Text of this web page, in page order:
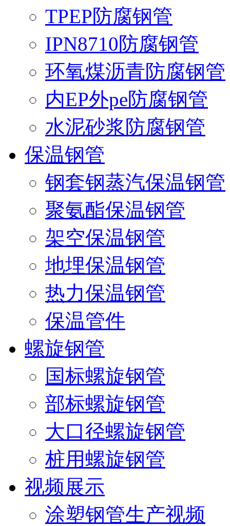
TPEP防腐钢管
IPN8710防腐钢管
环氧煤沥青防腐钢管
内EP外pe防腐钢管
水泥砂浆防腐钢管
保温钢管
钢套钢蒸汽保温钢管
聚氨酯保温钢管
架空保温钢管
地埋保温钢管
热力保温钢管
保温管件
螺旋钢管
国标螺旋钢管
部标螺旋钢管
大口径螺旋钢管
桩用螺旋钢管
视频展示
涂塑钢管生产视频